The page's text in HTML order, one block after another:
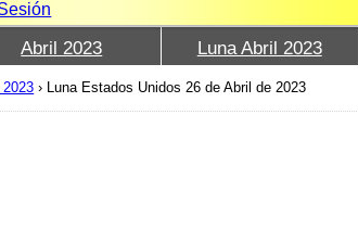
Abril 2023 Luna Abril 2023
› Luna Estados Unidos 26 de Abril de 2023